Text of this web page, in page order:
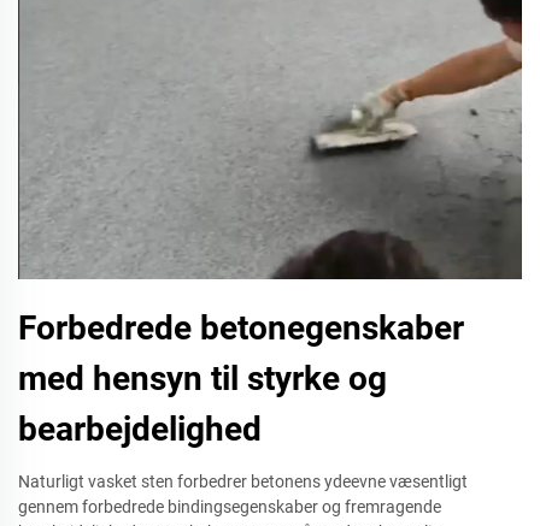
Forbedrede betonegenskaber
med hensyn til styrke og
bearbejdelighed
Naturligt vasket sten forbedrer betonens ydeevne væsentligt
gennem forbedrede bindingsegenskaber og fremragende